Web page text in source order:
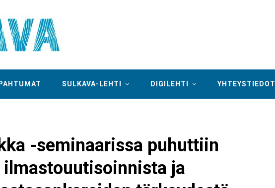
SULKAVA-LEHTI DIGILEHTI YHTEYSTIEDOT
-seminaarissa puhuttiin
ja